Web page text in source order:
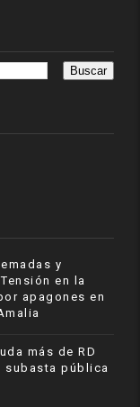
y
en la
apagones en
más de RD
subasta pública